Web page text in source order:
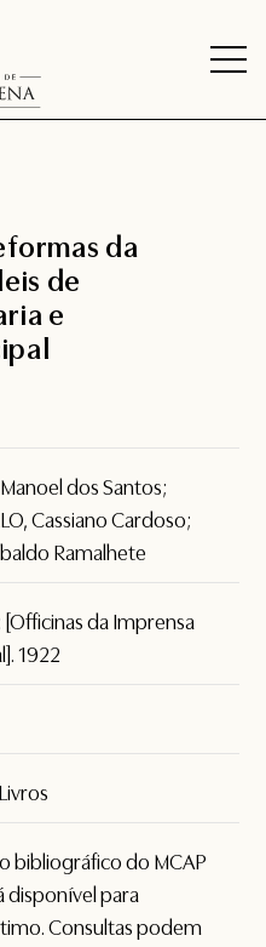
da
de
e
dos Santos;
Cassiano Cardoso;
Ramalhete
[Officinas da Imprensa
1922
bibliográfico do MCAP
disponível para
Consultas podem